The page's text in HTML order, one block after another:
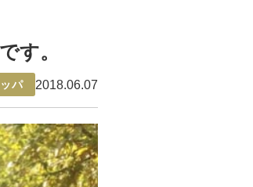
す。
パ 2018.06.07